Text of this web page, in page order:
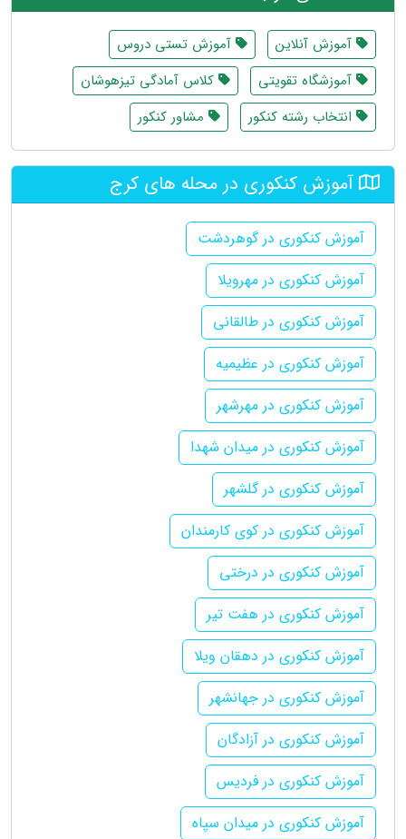
آموزش آنلاین
آموزش تستی دروس
آموزشگاه تقویتی
کلاس آمادگی تیزهوشان
انتخاب رشته کنکور
مشاور کنکور
آموزش کنکوری در محله های کرج
آموزش کنکوری در گوهردشت
آموزش کنکوری در مهرویلا
آموزش کنکوری در طالقانی
آموزش کنکوری در عظیمیه
آموزش کنکوری در مهرشهر
آموزش کنکوری در میدان شهدا
آموزش کنکوری در گلشهر
آموزش کنکوری در کوی کارمندان
آموزش کنکوری در درختی
آموزش کنکوری در هفت تیر
آموزش کنکوری در دهقان ویلا
آموزش کنکوری در جهانشهر
آموزش کنکوری در آزادگان
آموزش کنکوری در فردیس
آموزش کنکوری در میدان سپاه